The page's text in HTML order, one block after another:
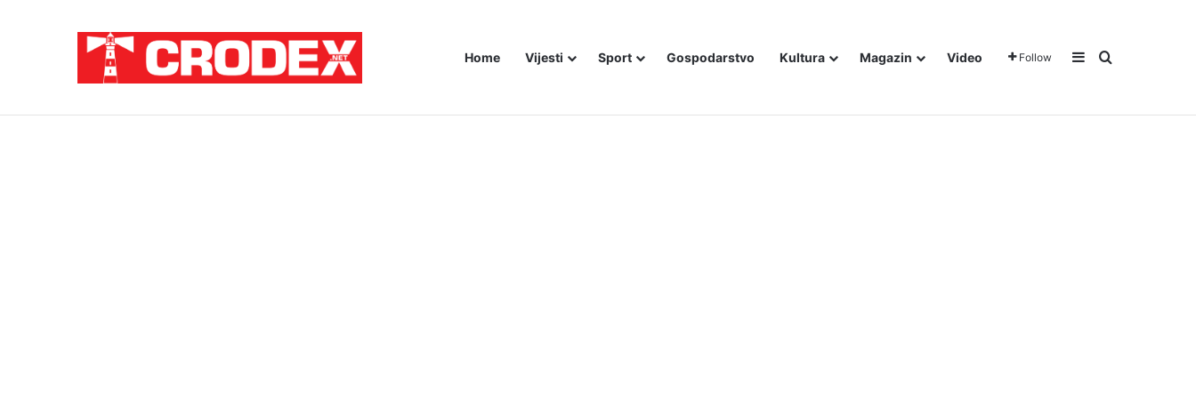
Home Vijesti Sport Gospodarstvo Kultura Magazin Video Follow Sidebar
Traži